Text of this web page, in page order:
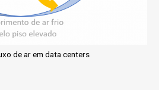
de ar em data centers